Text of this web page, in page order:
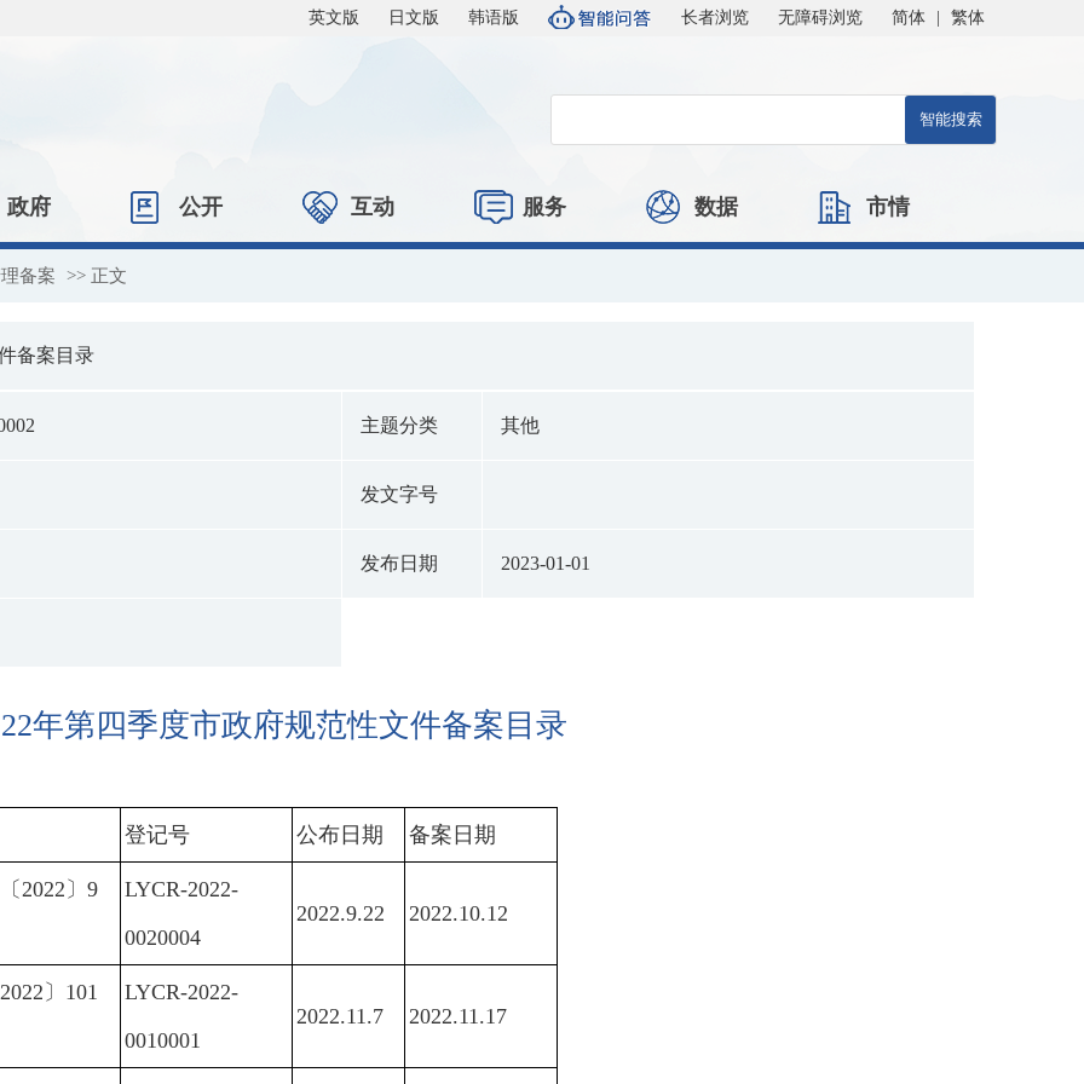
英文版 日文版 韩语版 长者浏览 无障碍浏览 简体 繁体
政府 公开 互动 服务 数据 市情
备案 >> 正文
备案目录
主题分类 其他
发文字号
发布日期 2023-01-01
年第四季度市政府规范性文件备案目录
登记号 公布 日期 备案 日期
2022〕9
LYCR-2022-
0020004
2022.9.22 2022.10.12
〕101
LYCR-2022-
0010001
2022.11.7 2022.11.17